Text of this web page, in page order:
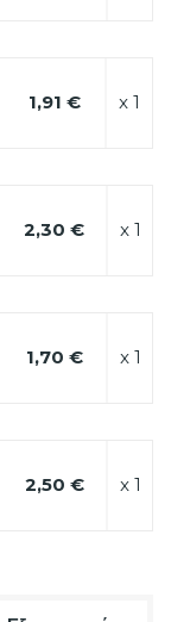
1,91 € x 1
2,30 € x 1
1,70 € x 1
2,50 € x 1